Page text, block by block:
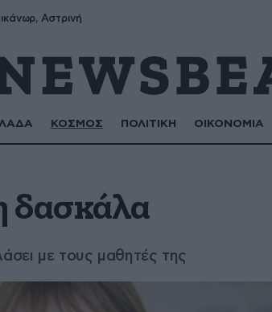
Αστρινή
ΚΟΣΜΟΣ ΠΟΛΙΤΙΚΗ ΟΙΚΟΝΟΜΙΑ
δασκάλα
με τους μαθητές της